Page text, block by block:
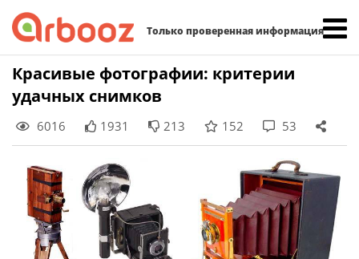
Только проверенная информация
Skip
content
Красивые фотографии: критерии
удачных снимков
6016 1931 213 152 53
Найти: